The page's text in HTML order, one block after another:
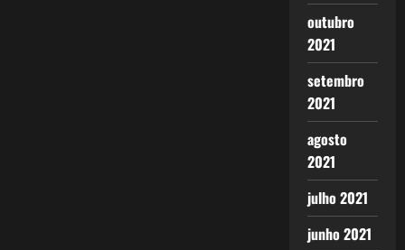
outubro
2021
setembro
2021
agosto
2021
julho 2021
junho 2021